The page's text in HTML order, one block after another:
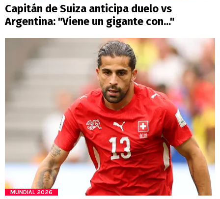
Capitán de Suiza anticipa duelo vs
Argentina: "Viene un gigante con..."
MUNDIAL 2026